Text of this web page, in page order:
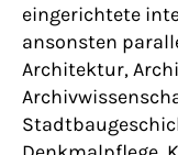
eingerichtete
ansonsten
Architektur,